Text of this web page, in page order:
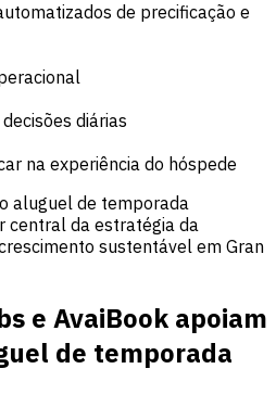
de precificação e
diárias
na experiência do hóspede
aluguel de temporada
central da estratégia da
sustentável em Gran
e AvaiBook apoiam
de temporada